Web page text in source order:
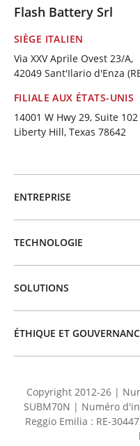
Flash Battery Srl
SIÈGE ITALIEN
Via XXV Aprile Ovest 23/A,
42049 Sant'Ilario d'Enza
FILIALE AUX ÉTATS-UNIS
14001 W Hwy 29, Suite 102
Liberty Hill, Texas 78642
ENTREPRISE
TECHNOLOGIE
SOLUTIONS
ÉTHIQUE ET
Copyright 2012-26 |
SUBM70N | Numéro
Reggio Emilia : RE-